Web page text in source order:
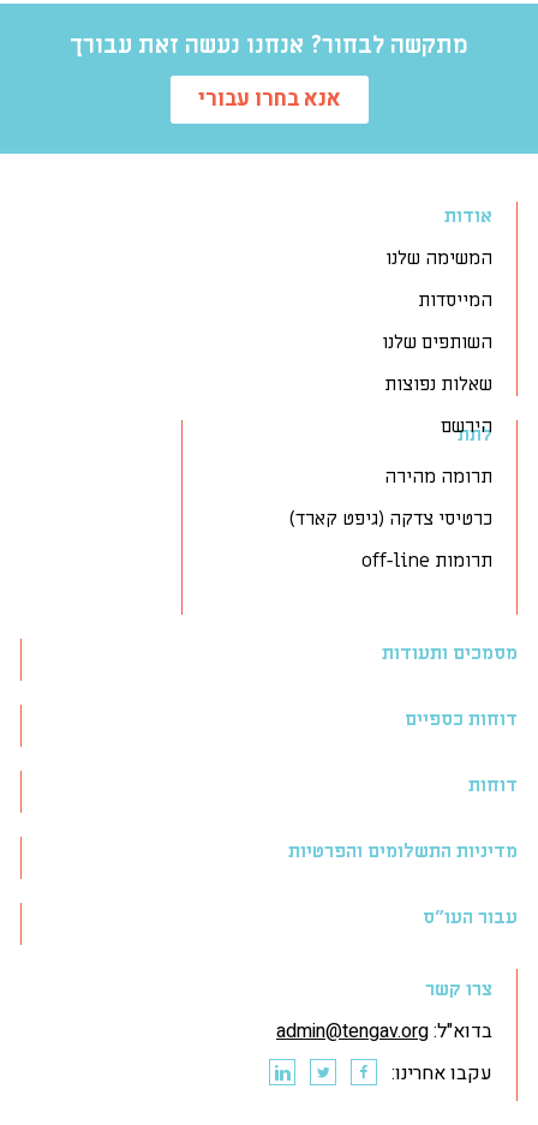
מתקשה לבחור? אנחנו נעשה זאת עבורך
אנא בחרו עבורי
אודות
המשימה שלנו
המייסדות
השותפים שלנו
שאלות נפוצות
הירשם
לתת
תרומה מהירה
כרטיסי צדקה (גיפט קארד)
תרומות off-line
מסמכים ותעודות
דוחות כספיים
דוחות
מדיניות התשלומים והפרטיות
עבור העו״ס
צרו קשר
בדוא"ל:admin@tengav.org
עקבו אחרינו: